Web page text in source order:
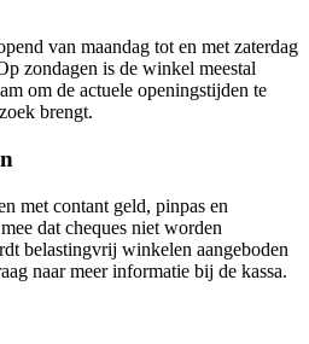
van maandag tot en met zaterdag
zondagen is de winkel meestal
om de actuele openingstijden te
brengt.
met contant geld, pinpas en
dat cheques niet worden
belastingvrij winkelen aangeboden
naar meer informatie bij de kassa.